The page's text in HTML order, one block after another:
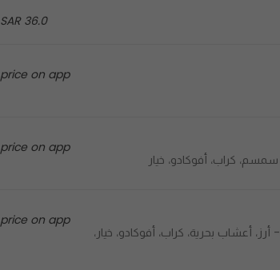
36.0 SAR
price on app
price on app
price on app
Rice, seaweed, crab, avocado, cucumber, spicy mayo, crispy flakes - أرز، أعشاب بحرية، كراب، أفوكادو، خيار،